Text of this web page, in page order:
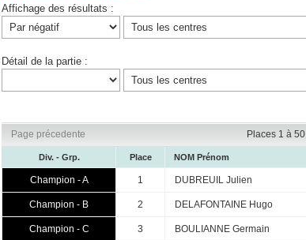
Affichage des résultats :
Détail de la partie :
Page précedente Places 1 à 50
Div. - Grp. Place NOM Prénom
Champion - A 1 DUBREUIL Julien
Champion - B 2 DELAFONTAINE Hugo
Champion - C 3 BOULIANNE Germain